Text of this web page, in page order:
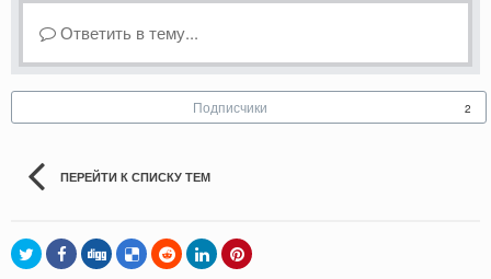
Ответить в тему...
Подписчики 2
ПЕРЕЙТИ К СПИСКУ ТЕМ